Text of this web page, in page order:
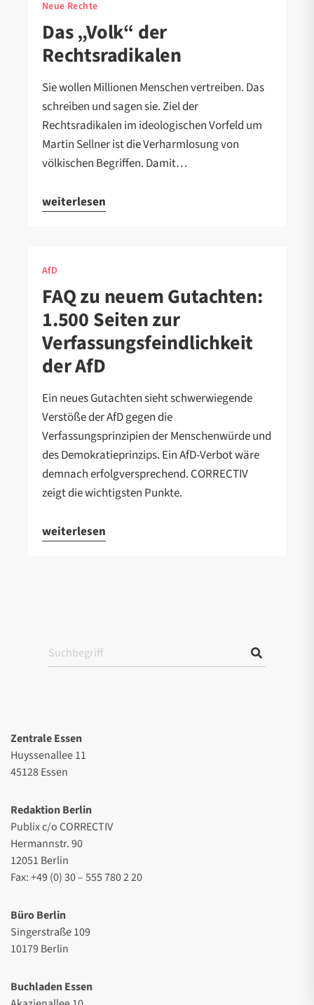
Neue Rechte
Das „Volk“ der
Rechtsradikalen
Sie wollen Millionen Menschen vertreiben. Das
schreiben und sagen sie. Ziel der
Rechtsradikalen im ideologischen Vorfeld um
Martin Sellner ist die Verharmlosung von
völkischen Begriffen. Damit…
weiterlesen
AfD
FAQ zu neuem Gutachten:
1.500 Seiten zur
Verfassungsfeindlichkeit
der AfD
Ein neues Gutachten sieht schwerwiegende
Verstöße der AfD gegen die
Verfassungsprinzipien der Menschenwürde und
des Demokratieprinzips. Ein AfD-Verbot wäre
demnach erfolgversprechend. CORRECTIV
zeigt die wichtigsten Punkte.
weiterlesen
Zentrale Essen
Huyssenallee 11
45128 Essen
Redaktion Berlin
Publix c/o CORRECTIV
Hermannstr. 90
12051 Berlin
Fax: +49 (0) 30 – 555 780 2 20
Büro Berlin
Singerstraße 109
10179 Berlin
Buchladen Essen